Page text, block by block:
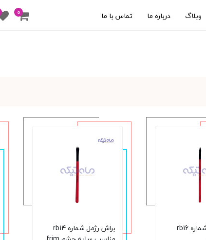
وبلاگ درباره ما تماس با ما ۰
براش رژمل شماره rb16
براش رژمل شماره rb14